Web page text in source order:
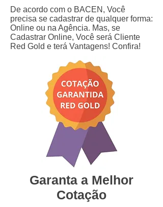
De acordo com o BACEN, Você
precisa se cadastrar de qualquer forma:
Online ou na Agência. Mas, se
Cadastrar Online, Você será Cliente
Red Gold e terá Vantagens! Confira!
Garanta a Melhor
Cotação